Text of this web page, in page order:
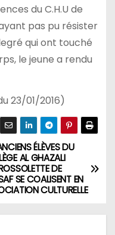
du C.H.U de
pas pu résister
qui ont touché
le jeune a rendu
23/01/2016)
ÉLÈVES DU
AL GHAZALI
DE
SE COALISENT EN
CULTURELLE